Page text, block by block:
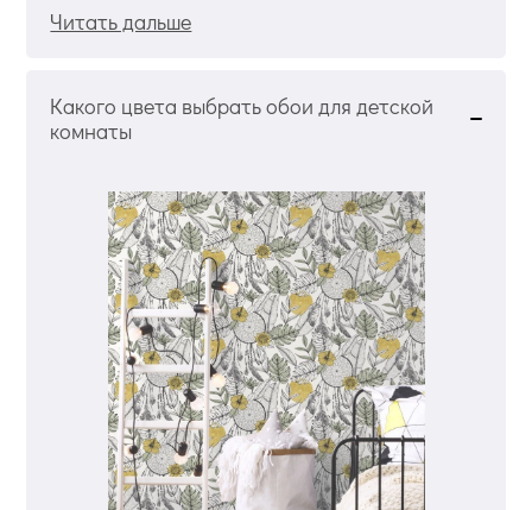
Читать дальше
Какого цвета выбрать обои для детской
комнаты